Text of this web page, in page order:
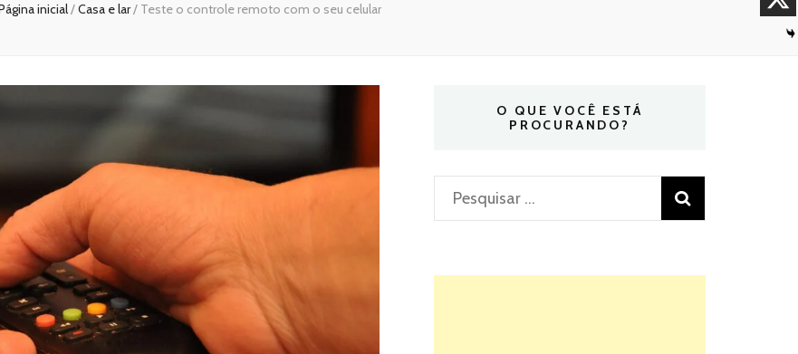
inicial/Casa e lar/ Teste o controle remoto com o seu celular
O QUE VOCÊ ESTÁ
PROCURANDO?
Pesquisar
por: